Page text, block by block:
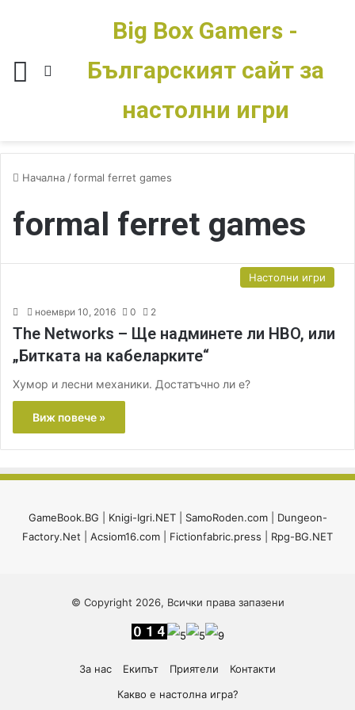
Меню Switch skin
Big Box Gamers -
Българският сайт за
настолни игри
Начална /formal ferret games
formal ferret games
Настолни игри
ноември 10, 2016 0 2
The Networks – Ще надминете ли HBO, или
„Битката на кабеларките“
Хумор и лесни механики. Достатъчно ли е?
Виж повече »
GameBook.BG Knigi-Igri.NET| SamoRoden.com| Dungeon-
Factory.Net
Acsiom16.com Fictionfabric.press Rpg-BG.NET
© Copyright 2026, Всички права запазени
За нас Екипът Приятели
Контакти
Какво е настолна игра?